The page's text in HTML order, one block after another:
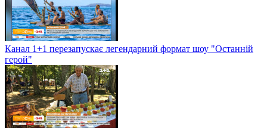
Канал 1+1 перезапускає легендарний формат шоу "Останній
герой"